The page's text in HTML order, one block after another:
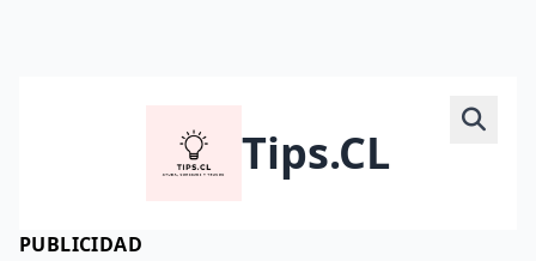
Tips.CL
PUBLICIDAD